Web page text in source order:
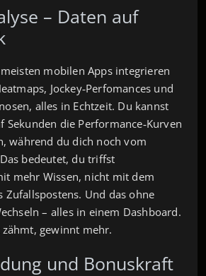
– Daten auf
mobilen Apps integrieren
Jockey‑Perfomances und
alles in Echtzeit. Du kannst
die Performance‑Kurven
während du dich noch vom
bedeutet, du triffst
mehr Wissen, nicht mit dem
Zufallspostens. Und das ohne
– alles in einem Dashboard.
gewinnt mehr.
und Bonuskraft